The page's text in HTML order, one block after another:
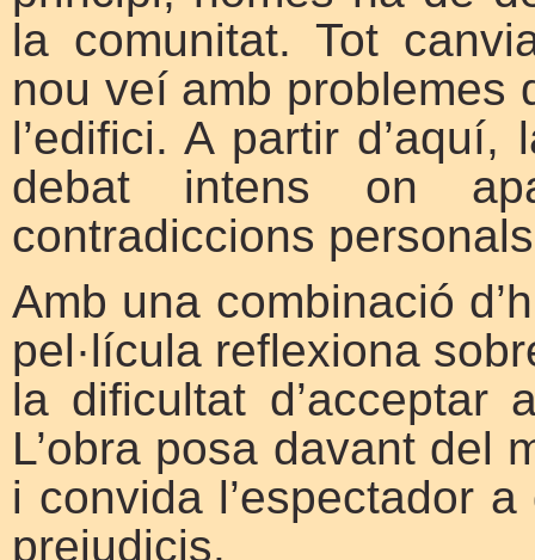
la comunitat. Tot
nou veí amb problemes
l’edifici. A partir
debat intens on
contradiccions
Amb una combinació
pel·lícula reflexiona
la dificultat d’acceptar
L’obra posa davant del
i convida l’espectador
prejudicis.